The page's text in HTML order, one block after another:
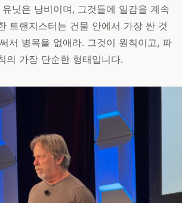
닛은 낭비이며, 그것들에 일감을 계속
트랜지스터는 건물 안에서 가장 싼 것
서 병목을 없애라. 그것이 원칙이고, 파
의 가장 단순한 형태입니다.